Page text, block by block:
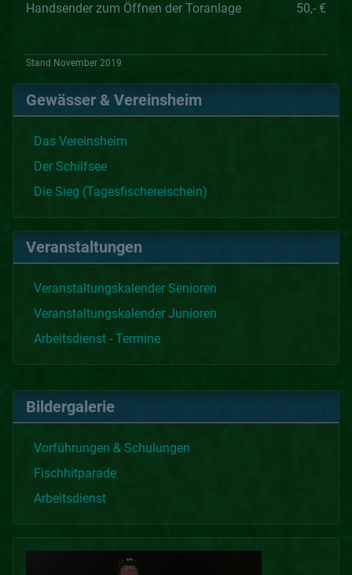
Bildergalerie
Vorführungen & Schulungen
Fischhitparade
Arbeitsdienst
Handsender zum Öffnen der Toranlage
50,- €
Stand November 2019
Gewässer & Vereinsheim
Das Vereinsheim
Der Schilfsee
Die Sieg (Tagesfischereischein)
Veranstaltungen
Veranstaltungskalender Senioren
Veranstaltungskalender Junioren
Arbeitsdienst - Termine